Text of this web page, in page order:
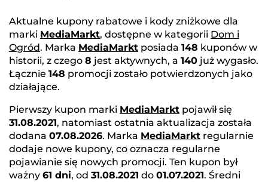
Aktualne kupony rabatowe i kody zniżkowe dla
marki MediaMarkt, dostępne w kategorii Dom i
Ogród. Marka MediaMarkt posiada 148 kuponów w
historii, z czego 8 jest aktywnych, a 140 już wygasło.
Łącznie 148 promocji zostało potwierdzonych jako
działające.
Pierwszy kupon marki MediaMarkt pojawił się
31.08.2021, natomiast ostatnia aktualizacja została
dodana 07.08.2026. Marka MediaMarkt regularnie
dodaje nowe kupony, co oznacza regularne
pojawianie się nowych promocji. Ten kupon był
ważny 61 dni, od 31.08.2021 do 01.07.2021. Średni